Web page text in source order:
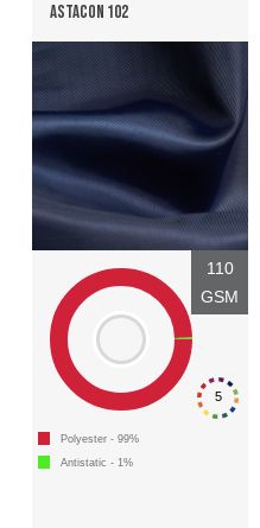
Contact
Recherche Avancée
Connexion
S'inscrire
ASTACON 102
5
110
GSM
Polyester - 99%
Antistatic - 1%